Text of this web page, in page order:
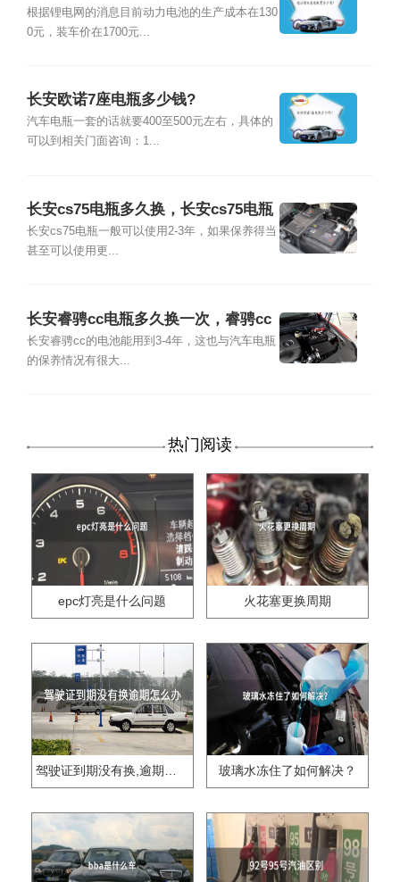
根据锂电网的消息目前动力电池的生产成本在130
0元，装车价在1700元...
长安欧诺7座电瓶多少钱?
汽车电瓶一套的话就要400至500元左右，具体的
可以到相关门面咨询：1...
长安cs75电瓶多久换，长安cs75电瓶
能用多久
长安cs75电瓶一般可以使用2-3年，如果保养得当
甚至可以使用更...
长安睿骋cc电瓶多久换一次，睿骋cc
电瓶多少钱
长安睿骋cc的电池能用到3-4年，这也与汽车电瓶
的保养情况有很大...
热门阅读
epc灯亮是什么问题 火花塞更换周期
驾驶证到期没有换,逾期怎么办?? 玻璃水冻住了如何解决？